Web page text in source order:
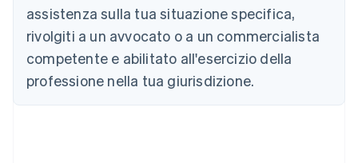
assistenza sulla tua situazione specifica,
rivolgiti a un avvocato o a un commercialista
competente e abilitato all'esercizio della
professione nella tua giurisdizione.
English Français
Cina continentale
Cipro
English